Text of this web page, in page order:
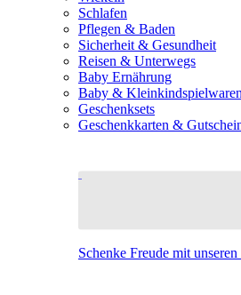
Schlafen
Pflegen & Baden
Sicherheit & Gesundheit
Reisen & Unterwegs
Baby Ernährung
Baby & Kleinkindspielwaren
Geschenksets
Geschenkkarten &
Schenke Freude mit unseren